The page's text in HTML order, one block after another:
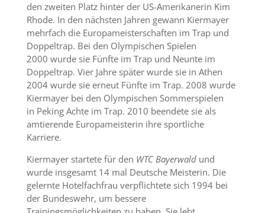
den zweiten Platz hinter der US-Amerikanerin Kim
Rhode. In den nächsten Jahren gewann Kiermayer
mehrfach die Europameisterschaften im Trap und
Doppeltrap. Bei den Olympischen Spielen
2000 wurde sie Fünfte im Trap und Neunte im
Doppeltrap. Vier Jahre später wurde sie in Athen
2004 wurde sie erneut Fünfte im Trap. 2008 wurde
Kiermayer bei den Olympischen Sommerspielen
in Peking Achte im Trap. 2010 beendete sie als
amtierende Europameisterin ihre sportliche
Karriere.
Kiermayer startete für den WTC Bayerwaldund
wurde insgesamt 14 mal Deutsche Meisterin. Die
gelernte Hotelfachfrau verpflichtete sich 1994 bei
der Bundeswehr, um bessere